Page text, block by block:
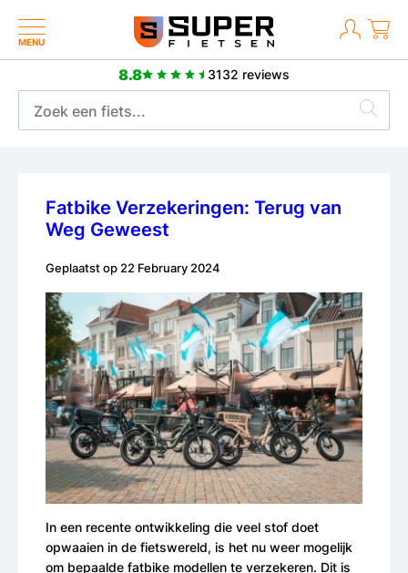
MENU
8.8 3132 reviews
Fatbike Verzekeringen: Terug van
Weg Geweest
Geplaatst op 22 February 2024
In een recente ontwikkeling die veel stof doet
opwaaien in de fietswereld, is het nu weer mogelijk
om bepaalde fatbike modellen te verzekeren. Dit is